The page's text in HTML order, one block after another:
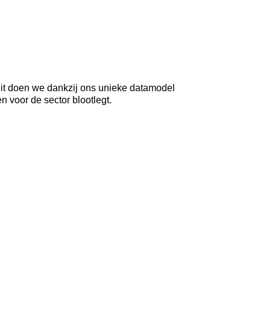
doen we dankzij ons unieke datamodel
voor de sector blootlegt.